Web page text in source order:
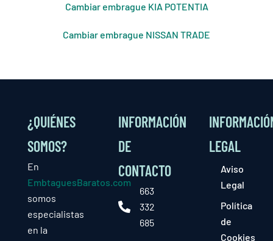
Cambiar embrague KIA POTENTIA
Cambiar embrague NISSAN TRADE
¿QUIÉNES
SOMOS?
En
EmbtaguesBaratos.com
somos
especialistas
en la
INFORMACIÓN
DE
CONTACTO
663
332
685
LEGAL
Aviso
Legal
Política
de
Cookies